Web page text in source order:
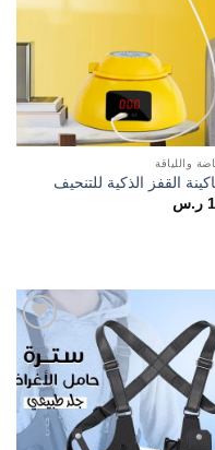
واللياقة
القفز الذكية للتنحيف
ر.س
Add to
wishlist